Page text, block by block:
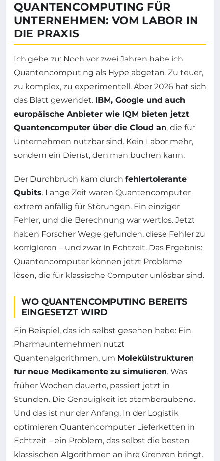
QUANTENCOMPUTING FÜR
UNTERNEHMEN: VOM LABOR IN
DIE PRAXIS
Ich gebe zu: Noch vor zwei Jahren habe ich
Quantencomputing als Hype abgetan. Zu teuer,
zu komplex, zu experimentell. Aber 2026 hat sich
das Blatt gewendet. IBM, Google und auch
europäische Anbieter wie IQM bieten jetzt
Quantencomputer über die Cloud an, die für
Unternehmen nutzbar sind. Kein Labor mehr,
sondern ein Dienst, den man buchen kann.
Der Durchbruch kam durch fehlertolerante
Qubits. Lange Zeit waren Quantencomputer
extrem anfällig für Störungen. Ein einziger
Fehler, und die Berechnung war wertlos. Jetzt
haben Forscher Wege gefunden, diese Fehler zu
korrigieren – und zwar in Echtzeit. Das Ergebnis:
Quantencomputer können jetzt Probleme
lösen, die für klassische Computer unlösbar sind.
WO QUANTENCOMPUTING BEREITS
EINGESETZT WIRD
Ein Beispiel, das ich selbst gesehen habe: Ein
Pharmaunternehmen nutzt
Quantenalgorithmen, um Molekülstrukturen
für neue Medikamente zu simulieren. Was
früher Wochen dauerte, passiert jetzt in
Stunden. Die Genauigkeit ist atemberaubend.
Und das ist nur der Anfang. In der Logistik
optimieren Quantencomputer Lieferketten in
Echtzeit – ein Problem, das selbst die besten
klassischen Algorithmen an ihre Grenzen bringt.